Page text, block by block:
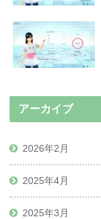
アーカイブ
2026年2月
2025年4月
2025年3月